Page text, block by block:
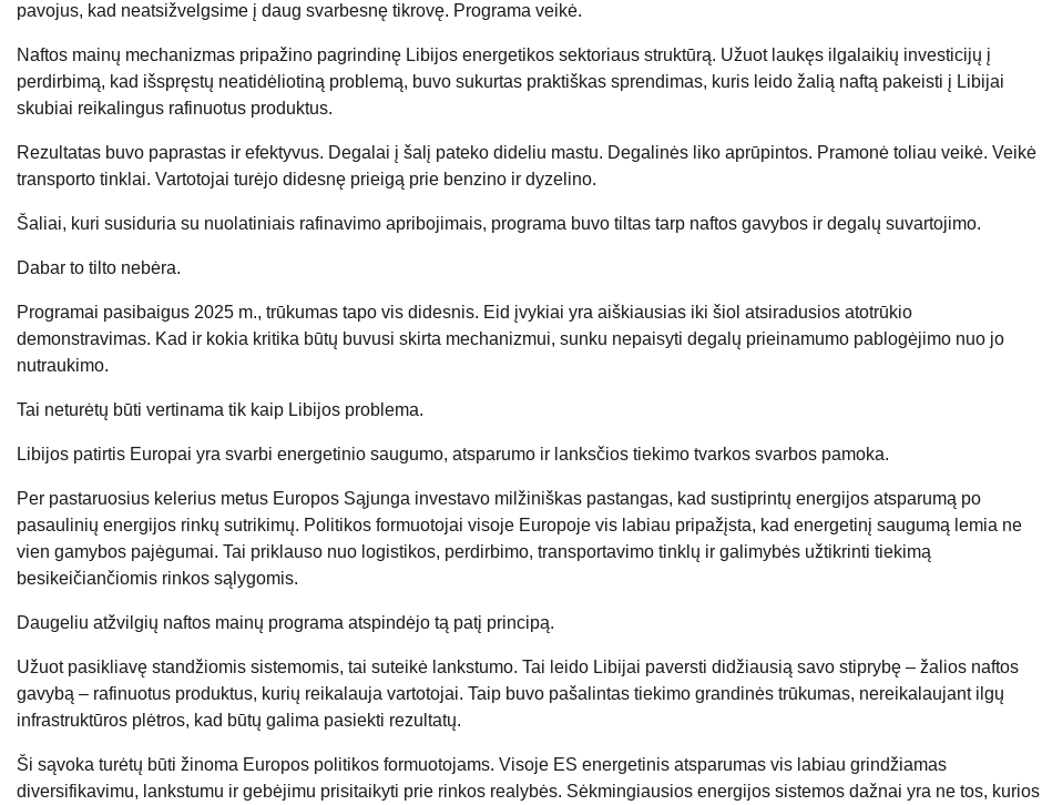
pavojus, kad neatsižvelgsime į daug svarbesnę tikrovę. Programa veikė.
Naftos mainų mechanizmas pripažino pagrindinę Libijos energetikos sektoriaus struktūrą. Užuot laukęs ilgalaikių investicijų į
perdirbimą, kad išspręstų neatidėliotiną problemą, buvo sukurtas praktiškas sprendimas, kuris leido žalią naftą pakeisti į Libijai
skubiai reikalingus rafinuotus produktus.
Rezultatas buvo paprastas ir efektyvus. Degalai į šalį pateko dideliu mastu. Degalinės liko aprūpintos. Pramonė toliau veikė. Veikė
transporto tinklai. Vartotojai turėjo didesnę prieigą prie benzino ir dyzelino.
Šaliai, kuri susiduria su nuolatiniais rafinavimo apribojimais, programa buvo tiltas tarp naftos gavybos ir degalų suvartojimo.
Dabar to tilto nebėra.
Programai pasibaigus 2025 m., trūkumas tapo vis didesnis. Eid įvykiai yra aiškiausias iki šiol atsiradusios atotrūkio
demonstravimas. Kad ir kokia kritika būtų buvusi skirta mechanizmui, sunku nepaisyti degalų prieinamumo pablogėjimo nuo jo
nutraukimo.
Tai neturėtų būti vertinama tik kaip Libijos problema.
Libijos patirtis Europai yra svarbi energetinio saugumo, atsparumo ir lanksčios tiekimo tvarkos svarbos pamoka.
Per pastaruosius kelerius metus Europos Sąjunga investavo milžiniškas pastangas, kad sustiprintų energijos atsparumą po
pasaulinių energijos rinkų sutrikimų. Politikos formuotojai visoje Europoje vis labiau pripažįsta, kad energetinį saugumą lemia ne
vien gamybos pajėgumai. Tai priklauso nuo logistikos, perdirbimo, transportavimo tinklų ir galimybės užtikrinti tiekimą
besikeičiančiomis rinkos sąlygomis.
Daugeliu atžvilgių naftos mainų programa atspindėjo tą patį principą.
Užuot pasikliavę standžiomis sistemomis, tai suteikė lankstumo. Tai leido Libijai paversti didžiausią savo stiprybę – žalios naftos
gavybą – rafinuotus produktus, kurių reikalauja vartotojai. Taip buvo pašalintas tiekimo grandinės trūkumas, nereikalaujant ilgų
infrastruktūros plėtros, kad būtų galima pasiekti rezultatų.
Ši sąvoka turėtų būti žinoma Europos politikos formuotojams. Visoje ES energetinis atsparumas vis labiau grindžiamas
diversifikavimu, lankstumu ir gebėjimu prisitaikyti prie rinkos realybės. Sėkmingiausios energijos sistemos dažnai yra ne tos, kurios